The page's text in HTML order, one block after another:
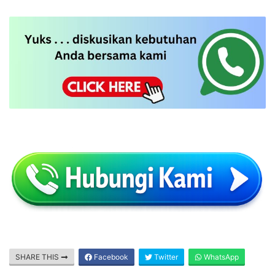
SHARE THIS Facebook Twitter WhatsApp